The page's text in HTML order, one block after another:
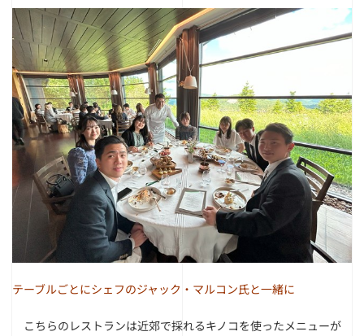
テーブルごとにシェフのジャック・マルコン氏と一緒に
こちらのレストランは近郊で採れるキノコを使ったメニューが